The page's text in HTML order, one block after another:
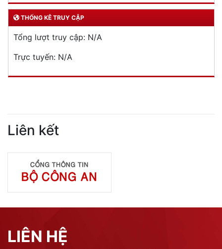
THỐNG KÊ TRUY CẬP
Tổng lượt truy cập: N/A
Trực tuyến: N/A
Liên kết
LIÊN HỆ